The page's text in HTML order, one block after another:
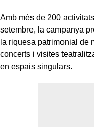
Amb més de 200
setembre, la campanya
la riquesa patrimonial de
concerts i visites
en espais singulars.